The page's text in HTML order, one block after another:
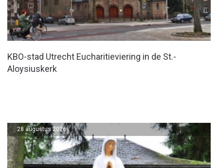
KBO-stad Utrecht Eucharitieviering in de St.-
Aloysiuskerk
28 augustus 2026